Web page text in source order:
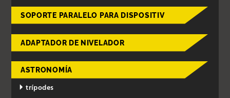
SOPORTE PARALELO PARA DISPOSITIV
ADAPTADOR DE NIVELADOR
ASTRONOMÍA
trípodes